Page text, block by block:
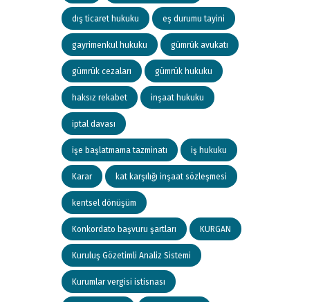
dış ticaret hukuku eş durumu tayini
gayrimenkul hukuku gümrük avukatı
gümrük cezaları gümrük hukuku
haksız rekabet inşaat hukuku
iptal davası
işe başlatmama tazminatı iş hukuku
Karar kat karşılığı inşaat sözleşmesi
kentsel dönüşüm
Konkordato başvuru şartları KURGAN
Kuruluş Gözetimli Analiz Sistemi
Kurumlar vergisi istisnası